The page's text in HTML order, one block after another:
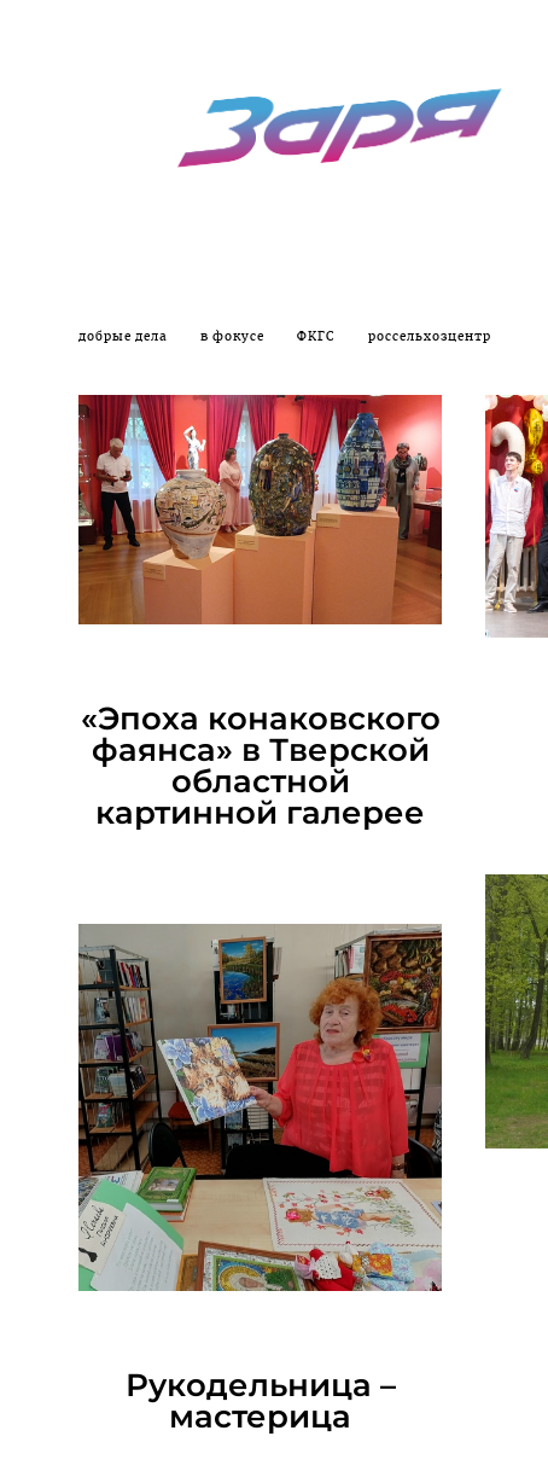
добрые дела в фокусе ФКГС россельхозцентр
«Эпоха конаковского
фаянса» в Тверской
областной
картинной галерее
Рукодельница –
мастерица